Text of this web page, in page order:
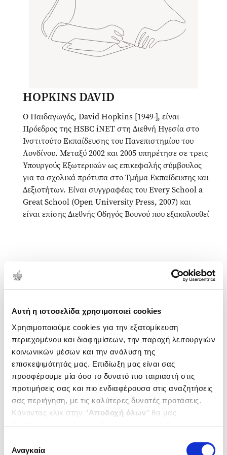
Αυτή η ιστοσελίδα χρησιμοποιεί cookies
Χρησιμοποιούμε cookies για την εξατομίκευση
περιεχομένου και διαφημίσεων, την παροχή λειτουργιών
κοινωνικών μέσων και την ανάλυση της
επισκεψιμότητάς μας. Επιδίωξη μας είναι σας
προσφέρουμε μία όσο το δυνατό πιο ταιριαστή στις
προτιμήσεις σας και πιο ενδιαφέρουσα στις αναζητήσεις
σας περιήγηση, με τις καλύτερες δυνατές προτάσεις.
Κάνοντας κλικ στην ‘’Αποδοχή όλων’’ θα μας
βοηθήσετε να ανταποκριθούμε στα παραπάνω.
ενδιαφέρουν και να επιλέξετε από τα παρακάτω με την
συγκατάθεσης
Αναγκαία
HOPKINS DAVID
Ο Παιδαγωγός, David Hopkins [1949-], είναι
Πρόεδρος της HSBC iNET στη Διεθνή Ηγεσία στο
Ινστιτούτο Εκπαίδευσης του Πανεπιστημίου του
Λονδίνου. Μεταξύ 2002 και 2005 υπηρέτησε σε τρεις
Υπουργούς Εξωτερικών ως επικεφαλής σύμβουλος
για τα σχολικά πρότυπα στο Τμήμα Εκπαίδευσης και
Δεξιοτήτων. Είναι συγγραφέας του Every School a
Great School (Open University Press, 2007) και
είναι επίσης Διεθνής Οδηγός Βουνού που εξακολουθεί
1-1 από 1 προϊόντα
Δημοτικότητα